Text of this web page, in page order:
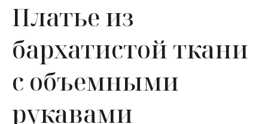
Платье из
бархатистой ткани
с объемными
рукавами